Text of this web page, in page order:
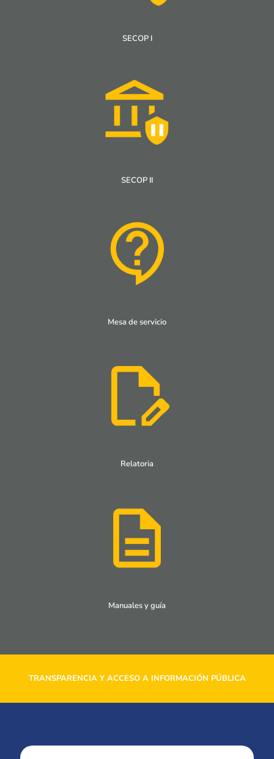
SECOP I
SECOP II
Mesa de servicio
Relatoria
Manuales y guía
TRANSPARENCIA Y ACCESO A INFORMACIÓN PÚBLICA